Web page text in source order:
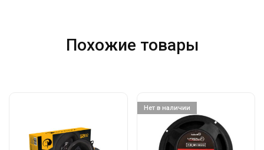
Похожие товары
Нет в наличии